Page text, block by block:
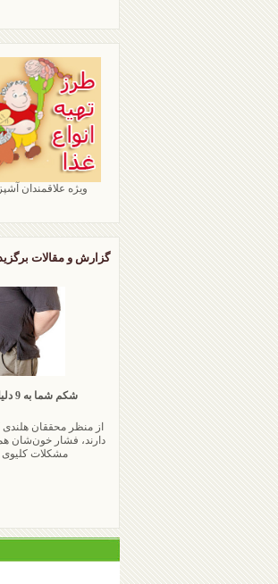
ویژه علاقمندان
گزارش و مقالات
شکم شما به 9 دلیل بزرگ می شود
از منظر محققان
دارند، فشار خون‌شان
مشكلات